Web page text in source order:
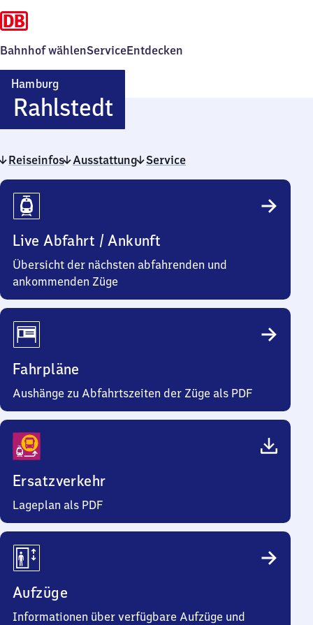
Bahnhof wählenServiceEntdecken
Hamburg
RahlstedtHamburg-
Rahlstedt
Reiseinfos Ausstattung Service
Reiseinfos
Live Abfahrt / Ankunft
Übersicht der nächsten abfahrenden und
ankommenden Züge
Fahrpläne
Aushänge zu Abfahrtszeiten der Züge als PDF
Ersatzverkehr
Lageplan als PDF
Aufzüge
Informationen über verfügbare Aufzüge und